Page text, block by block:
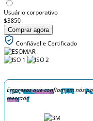
Usuário corporativo
$3850
Comprar agora
Confiável e Certificado
Empresas que confiam em nós
mercado